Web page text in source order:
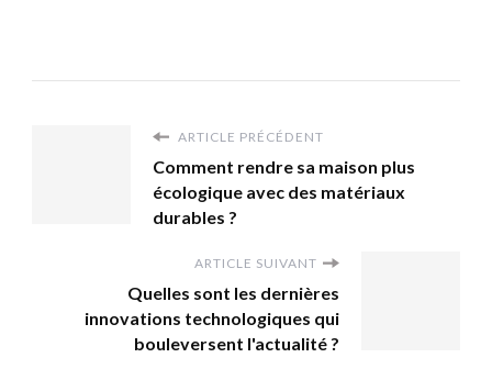
ARTICLE PRÉCÉDENT
Comment rendre sa maison plus
écologique avec des matériaux
durables ?
ARTICLE SUIVANT
Quelles sont les dernières
innovations technologiques qui
bouleversent l'actualité ?